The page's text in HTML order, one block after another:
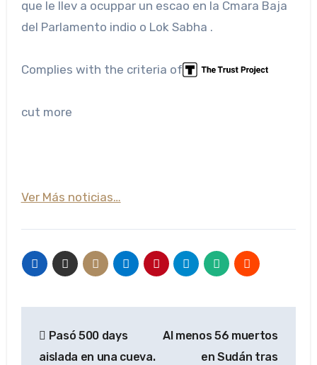
que le llev a ocuppar un escao en la Cmara Baja
del Parlamento indio o Lok Sabha .
Complies with the criteria of
cut more
Ver Más noticias…
de
Pasó 500 days
aislada en una cueva.
Al menos 56 muertos
en Sudán tras